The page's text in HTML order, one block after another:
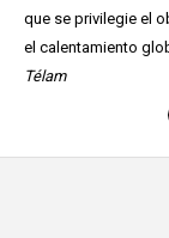
que se privilegie el
el calentamiento
Télam